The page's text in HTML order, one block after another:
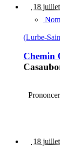
18
(Lurbe-
Chemin
18